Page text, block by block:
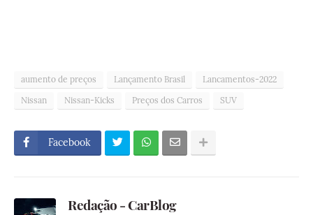
aumento de preços Lançamento Brasil
Lancamentos-2022
Nissan
Nissan-Kicks Preços dos Carros SUV
Facebook
Redação - CarBlog